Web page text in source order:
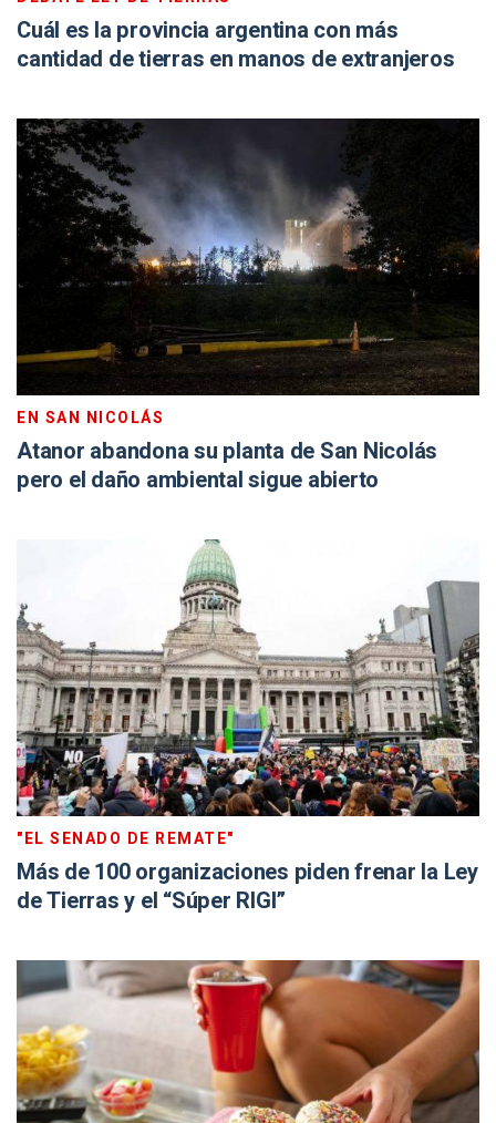
Cuál es la provincia argentina con más
cantidad de tierras en manos de extranjeros
EN SAN NICOLÁS
Atanor abandona su planta de San Nicolás
pero el daño ambiental sigue abierto
"EL SENADO DE REMATE"
Más de 100 organizaciones piden frenar la Ley
de Tierras y el “Súper RIGI”